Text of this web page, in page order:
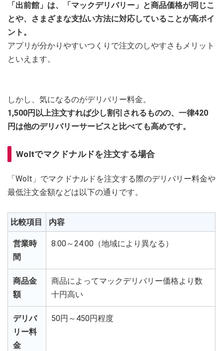
「出前館」は、「マックデリバリー」と商品価格が同じこ
とや、さまざまな支払い方法に対応していることが高ポイ
ント。
アプリが分かりやすいつくりで注文のしやすさもメリット
といえます。
しかし、気になるのがデリバリー料金。
1,500円以上注文すれば少し割引されるものの、一律420
円は他のデリバリーサービスと比べても高めです。
Woltでマクドナルドを注文する場合
「Wolt」でマクドナルドを注文する際のデリバリー料金や
最低注文金額などは以下の通りです。
比較項目 内容
営業時
間
8:00～24:00（地域により異なる）
商品金
額
商品によってマックデリバリー価格より数
十円高い
デリバ
リー料
金
50円～450円程度